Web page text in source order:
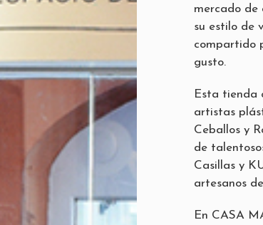
mercado de
su estilo de
compartido
gusto.
Esta tienda
artistas
Ceballos y
de
Casillas y
artesanos
En CASA